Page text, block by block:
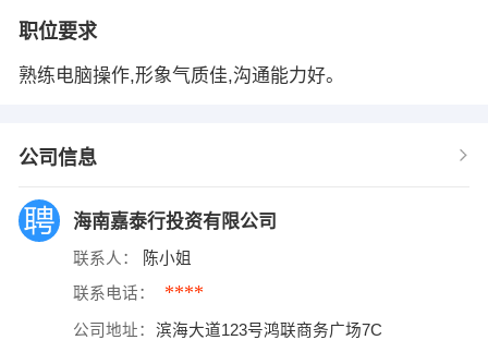
职位要求
熟练电脑操作,形象气质佳,沟通能力好。
公司信息
海南嘉泰行投资有限公司
联系人： 陈小姐
联系电话： ****
公司地址： 滨海大道123号鸿联商务广场7C